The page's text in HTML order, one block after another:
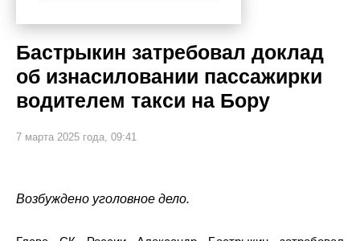
Бастрыкин затребовал доклад
об изнасиловании пассажирки
водителем такси на Бору
7 марта 2025 года, 09:41
Возбуждено уголовное дело.